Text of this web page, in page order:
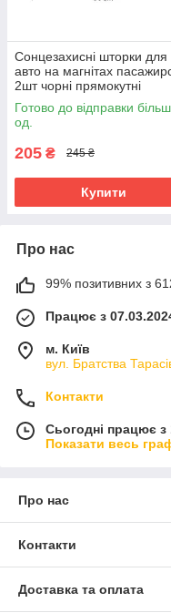
Сонцезахисні шторки для
авто на магнітах
2шт чорні прямокутні
Готово до відправки
од.
205 ₴ 245 ₴
Купити
Про нас
99% позитивних з 612
Працює з
м. Київ
вул. Братства
Контакти
Сьогодні працює з
Показати весь
Про нас
Контакти
Доставка та оплата